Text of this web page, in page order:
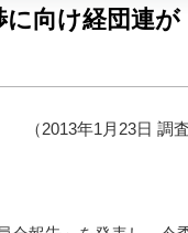
向け経団連が
（2013年1月23日 調